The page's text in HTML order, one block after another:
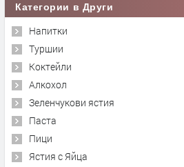
Категории в Други
Напитки
Туршии
Коктейли
Алкохол
Зеленчукови ястия
Паста
Пици
Ястия с Яйца